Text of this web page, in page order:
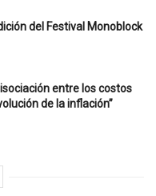
del Festival Monoblock
entre los costos
de la inflación”